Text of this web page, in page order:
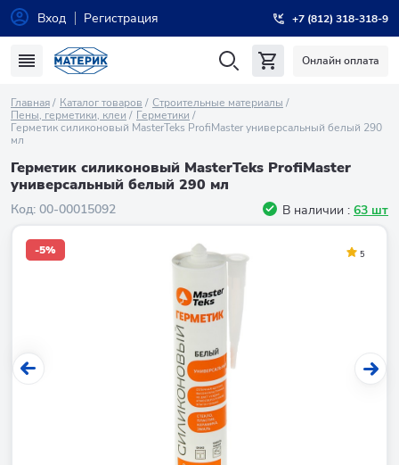
Вход Регистрация +7 (812) 318-318-9
Онлайн оплата
Главная Каталог товаров
Строительные материалы
Пены, герметики, клеи
Герметики
Герметик силиконовый MasterTeks ProfiMaster универсальный белый 290
мл
Герметик силиконовый MasterTeks ProfiMaster
универсальный белый 290 мл
Код: 00-00015092 В наличии : 63 шт
-5% 5